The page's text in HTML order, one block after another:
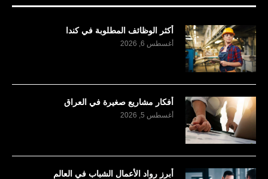
أكثر الوظائف المطلوبة في كندا
أغسطس 6, 2026
أفكار مشاريع صغيرة في العراق
أغسطس 5, 2026
أبرز رواد الأعمال الشباب في العالم